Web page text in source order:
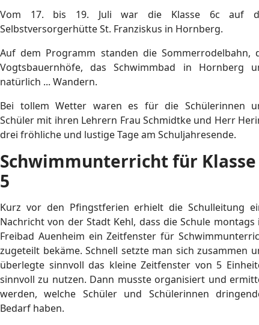
Vom 17. bis 19. Juli war die Klasse 6c auf
Selbstversorgerhütte St. Franziskus in Hornberg.
Auf dem Programm standen die Sommerrodelbahn,
Vogtsbauernhöfe, das Schwimmbad in Hornberg
natürlich ... Wandern.
Bei tollem Wetter waren es für die Schülerinnen
Schüler mit ihren Lehrern Frau Schmidtke und Herr
drei fröhliche und lustige Tage am Schuljahresende.
Schwimmunterricht für Klasse
5
Kurz vor den Pfingstferien erhielt die Schulleitung
Nachricht von der Stadt Kehl, dass die Schule montags
Freibad Auenheim ein Zeitfenster für
zugeteilt bekäme. Schnell setzte man sich zusammen
überlegte sinnvoll das kleine Zeitfenster von 5
sinnvoll zu nutzen. Dann musste organisiert und
werden, welche Schüler und Schülerinnen
Bedarf haben.